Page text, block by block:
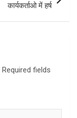
कार्यकर्ताओ में हर्ष
Required fields